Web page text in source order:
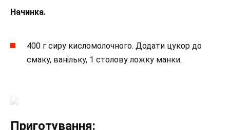
Начинка.
400 г сиру кисломолочного. Додати цукор до
смаку, ванільку, 1 столову ложку манки.
Приготування: